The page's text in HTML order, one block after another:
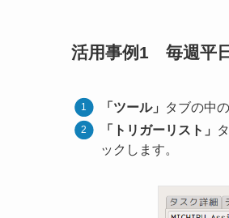
活用事例1 毎週平
「ツール」 タブの中の
「トリガーリスト」
ックします。